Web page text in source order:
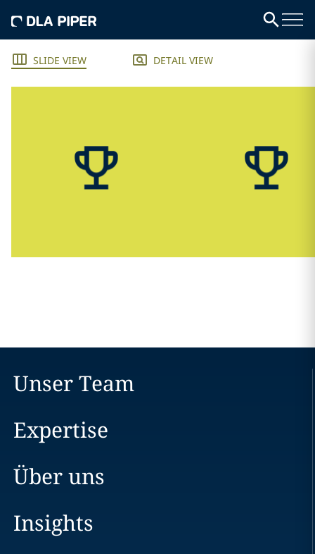
SLIDE VIEW DETAIL VIEW
Unser Team
Expertise
Über uns
Insights